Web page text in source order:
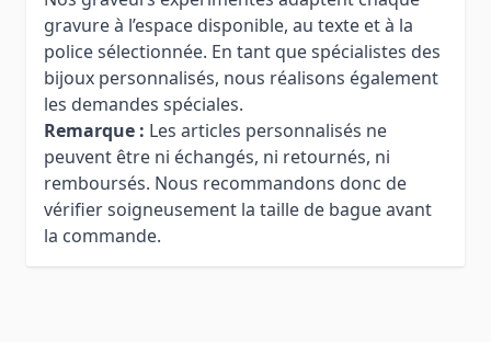
gravure à l’espace disponible, au texte et à la
police sélectionnée. En tant que spécialistes des
bijoux personnalisés, nous réalisons également
les demandes spéciales.
Remarque : Les articles personnalisés ne
peuvent être ni échangés, ni retournés, ni
remboursés. Nous recommandons donc de
vérifier soigneusement la taille de bague avant
la commande.